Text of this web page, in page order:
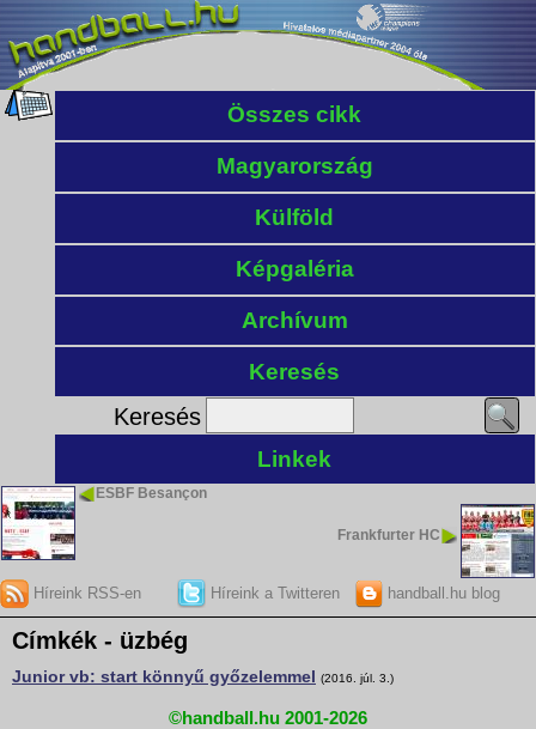
Összes cikk
Magyarország
Külföld
Képgaléria
Archívum
Keresés
Keresés
Linkek
ESBF Besançon
Frankfurter HC
Híreink RSS-en Híreink a Twitteren handball.hu blog
Címkék - üzbég
Junior vb: start könnyű győzelemmel (2016. júl. 3.)
©handball.hu 2001-2026